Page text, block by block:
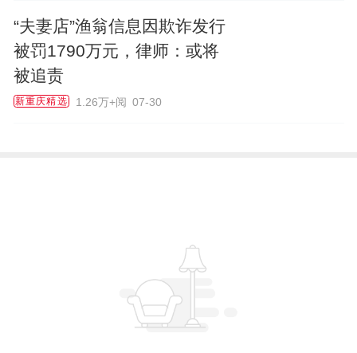
“夫妻店”渔翁信息因欺诈发行
被罚1790万元，律师：或将
被追责
新重庆精选 1.26万+阅 07-30